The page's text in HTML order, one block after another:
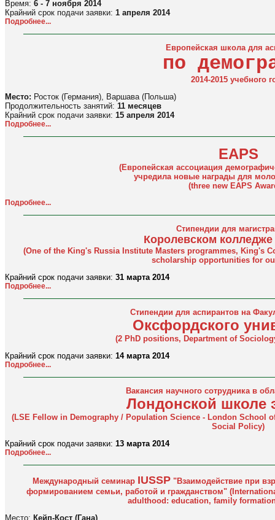
Время: 6 - 7 ноября 2014
Крайний срок подачи заявки: 1 апреля 2014
Подробнее...
Европейская школа для
по
2014-2015 учебного
Место: Росток (Германия), Варшава (Польша)
Продолжительность занятий: 11 месяцев
Крайний срок подачи заявки: 15 апреля 2014
Подробнее...
EAPS
(Европейская ассоциация
учредила новые награды для
(three new EAPS
Подробнее...
Стипендии для
Королевском
(One of the King's Russia Institute Masters programmes, King's
scholarship opportunities for
Крайний срок подачи заявки: 31 марта 2014
Подробнее...
Стипендии для аспирантов на
Оксфордского
(2 PhD positions, Department of
Крайний срок подачи заявки: 14 марта 2014
Подробнее...
Вакансия научного сотрудника в
Лондонской школе
(LSE Fellow in Demography / Population Science - London School
Social Policy)
Крайний срок подачи заявки: 13 марта 2014
Подробнее...
Международный семинар IUSSP "Взаимодействие при
формированием семьи, работой и гражданством"
adulthood: education, family
Место: Кейп-Кост (Гана)